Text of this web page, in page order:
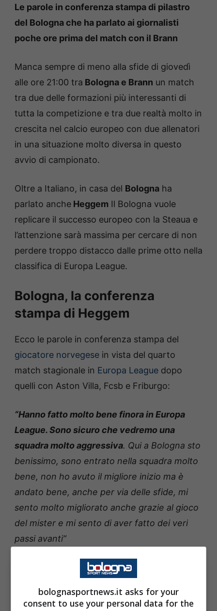
Le parole in conferenza stampa di pilastro
del Bologna che ha parlato ai giornalisti
poche ore prima del match con il Brann
Manca sempre di meno alla sfide di giovedì
alle ore 21:00 tra Bologna e Brann un match
tra due delle formazioni più interessanti di
tutta la competizione e tra due realtà molto in
crescita nel calcio europeo con due allenatori
in una situazione molto diversa in questo
avvio di campionato.
Oltre a Italiano, in casa del Bologna ha
parlato anche Heggem Il Bologna vuole
replicare il successo europeo con la Steaua e
l’attenzione sarà massima per cercare di non
perdere troppo distacco dalle prime otto nella
classifica di Europa League.
Bologna, la conferenza
stampa di Heggem
Ecco le parole in conferenza stampa del
giocatore norvegese in vista del quarto
match stagionale in Europa League dopo
quelli con Aston Villa, Fcsb e Friburgo:
“Hanno fatto molto bene finora in Europa
League. Sono sicuro che vedremo una
squadra molto aggressiva. Qui a Bologna sto
benissimo, sono entrato nella squadra molto
bene, non ho avuto il migliore inizio ma è
andato bene, anche per via delle sfide, mi
sento molto migliorato anche grazie al gioco
del mister e mi sento di aver fatto dei veri
passi avanti”
bolognasportnews.it asks for your
consent to use your personal data for the